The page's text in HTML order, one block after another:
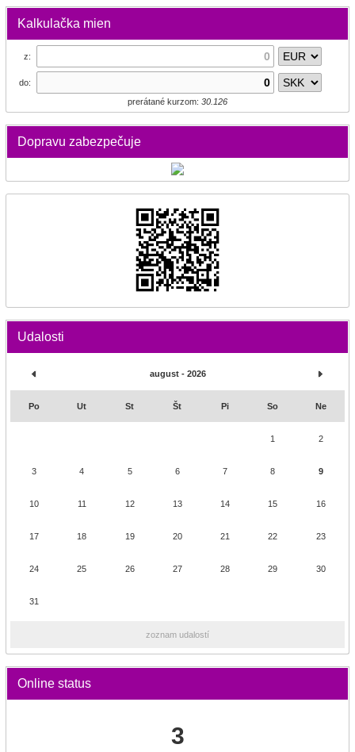
Kalkulačka mien
z:
do:
prerátané kurzom: 30.126
Dopravu zabezpečuje
Udalosti
august - 2026
Po Ut St Št Pi So Ne
1 2
3 4 5 6 7 8 9
10 11 12 13 14 15 16
17 18 19 20 21 22 23
24 25 26 27 28 29 30
31
zoznam udalostí
Online status
3